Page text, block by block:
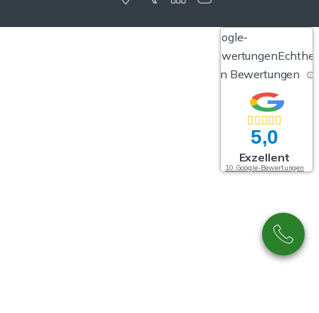
Google-
Bewertungen
von Bewertungen
5,0
Exzellent
10 Google-Bewertungen